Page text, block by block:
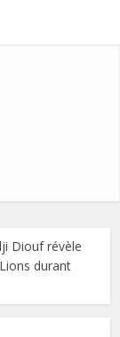
Diouf révèle
durant